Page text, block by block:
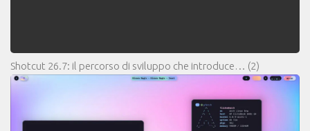
Shotcut 26.7: il percorso di sviluppo che introduce… (2)